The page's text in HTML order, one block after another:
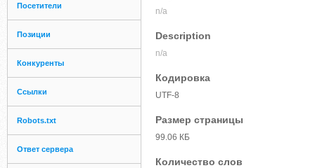
Посетители
Позиции
Конкуренты
Ссылки
Robots.txt
Ответ сервера
n/a
Description
n/a
Кодировка
UTF-8
Размер страницы
99.06 КБ
Количество слов